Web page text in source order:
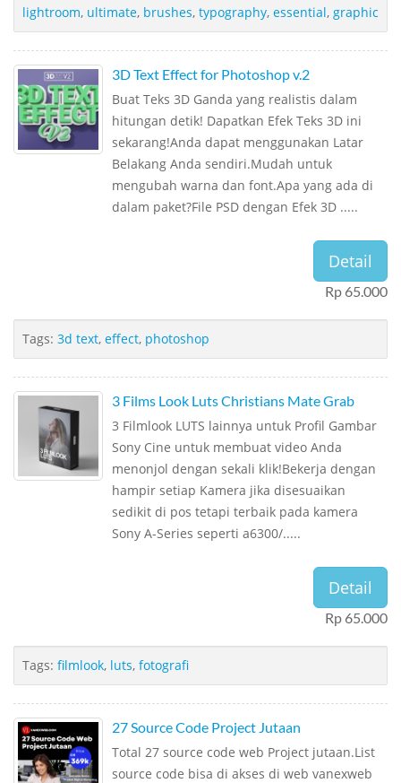
lightroom, ultimate, brushes, typography, essential, graphic
3D Text Effect for Photoshop v.2
Buat Teks 3D Ganda yang realistis dalam
hitungan detik! Dapatkan Efek Teks 3D ini
sekarang!Anda dapat menggunakan Latar
Belakang Anda sendiri.Mudah untuk
mengubah warna dan font.Apa yang ada di
dalam paket?File PSD dengan Efek 3D .....
Detail
Rp 65.000
Tags: 3d text, effect, photoshop
3 Films Look Luts Christians Mate Grab
3 Filmlook LUTS lainnya untuk Profil Gambar
Sony Cine untuk membuat video Anda
menonjol dengan sekali klik!Bekerja dengan
hampir setiap Kamera jika disesuaikan
sedikit di pos tetapi terbaik pada kamera
Sony A-Series seperti a6300/.....
Detail
Rp 65.000
Tags: filmlook, luts, fotografi
27 Source Code Project Jutaan
Total 27 source code web Project jutaan.List
source code bisa di akses di web vanexweb